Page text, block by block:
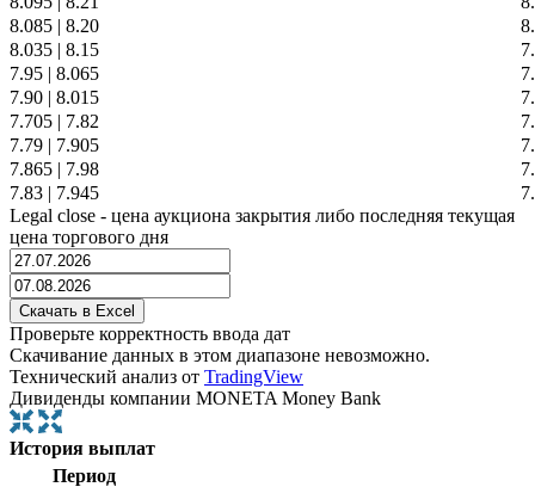
8.085 | 8.20
8.035 | 8.15
7.95 | 8.065
7.90 | 8.015
7.705 | 7.82
7.79 | 7.905
7.865 | 7.98
7.83 | 7.945
Legal close - цена аукциона закрытия либо последняя текущая
цена торгового дня
Проверьте корректность ввода дат
Скачивание данных в этом диапазоне невозможно.
Технический анализ от TradingView
Дивиденды компании MONETA Money Bank
История выплат
Период